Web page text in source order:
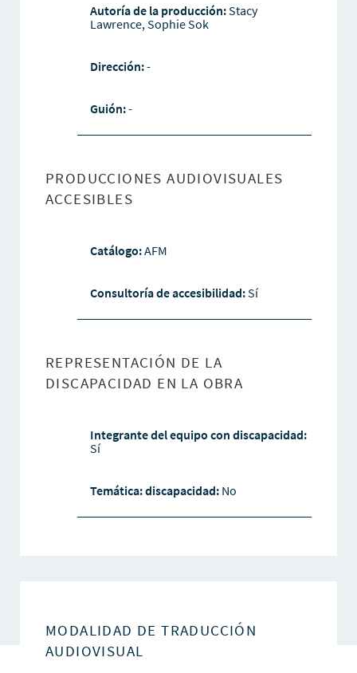
Autoría de la producción:Stacy
Lawrence, Sophie Sok
Dirección:-
Guión:-
PRODUCCIONES AUDIOVISUALES
ACCESIBLES
Catálogo:AFM
Consultoría de accesibilidad:Sí
REPRESENTACIÓN DE LA
DISCAPACIDAD EN LA OBRA
Integrante del equipo con discapacidad:
Sí
Temática: discapacidad: No
MODALIDAD DE TRADUCCIÓN
AUDIOVISUAL